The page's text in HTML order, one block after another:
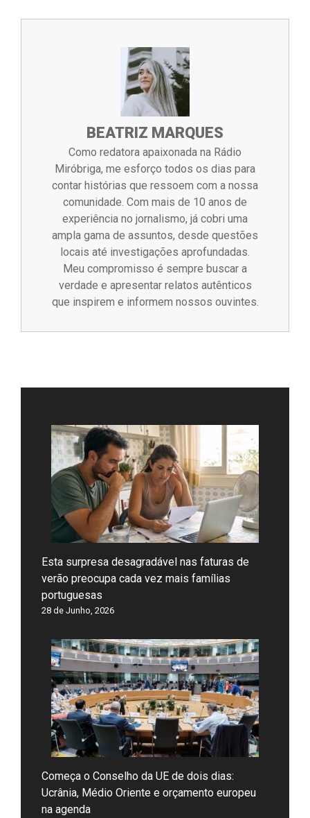
BEATRIZ MARQUES
Como redatora apaixonada na Rádio
Miróbriga, me esforço todos os dias para
contar histórias que ressoem com a nossa
comunidade. Com mais de 10 anos de
experiência no jornalismo, já cobri uma
ampla gama de assuntos, desde questões
locais até investigações aprofundadas.
Meu compromisso é sempre buscar a
verdade e apresentar relatos autênticos
que inspirem e informem nossos ouvintes.
Esta surpresa desagradável nas faturas de
verão preocupa cada vez mais famílias
portuguesas
28 de Junho, 2026
Começa o Conselho da UE de dois dias:
Ucrânia, Médio Oriente e orçamento europeu
na agenda